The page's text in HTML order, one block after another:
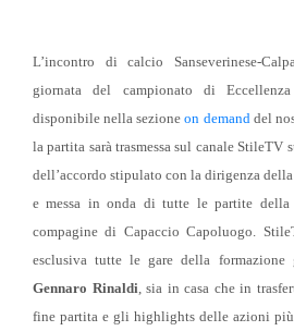
L’incontro di calcio Sanseverinese-
giornata del campionato di
disponibile nella sezioneon demanddel
la partita sarà trasmessa sul canale
dell’accordo stipulato con la dirigenza
e messa in onda di tutte le partite della
compagine di Capaccio Capoluogo.
esclusiva tutte le gare della formazione
Gennaro Rinaldi, sia in casa che in
fine partita e gli highlights delle azioni